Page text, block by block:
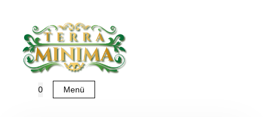
springen
0 Menü